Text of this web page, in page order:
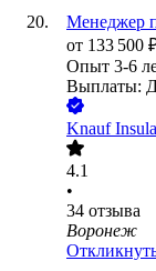
Менеджер
от 133 500
Опыт 3-6
Выплаты:
Knauf
4.1
•
34 отзыва
Воронеж